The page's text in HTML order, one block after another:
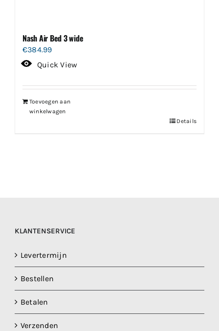
Nash Air Bed 3 wide
€384.99
Quick View
Toevoegen aan
winkelwagen
Details
KLANTENSERVICE
Levertermijn
Bestellen
Betalen
Verzenden